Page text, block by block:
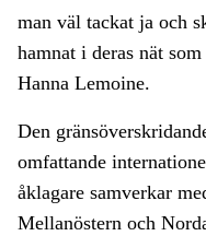
man väl tackat ja och
hamnat i deras nät
Hanna Lemoine.
Den
omfattande
åklagare samverkar
Mellanöstern och